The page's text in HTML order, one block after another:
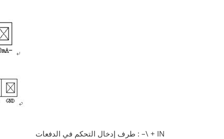
IN + \– : طرف إدخال التحكم في الدفعات